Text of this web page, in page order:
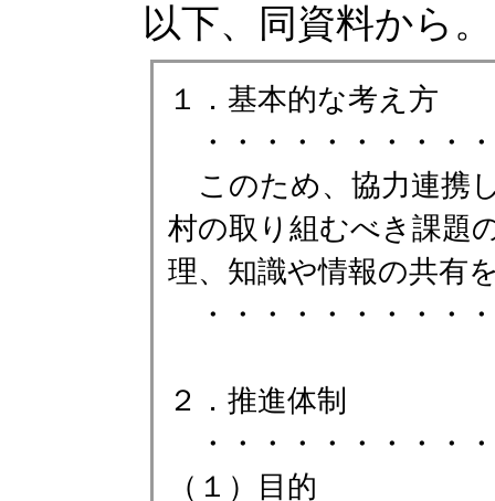
以下、同資料から。
１．基本的な考え方
・・・・・・・・・
このため、協力連携
村の取り組むべき課題
理、知識や情報の共有
・・・・・・・・・
２．推進体制
・・・・・・・・・
（１）目的